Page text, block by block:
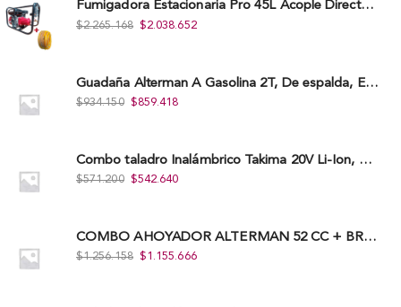
Fumigadora Estacionaria Pro 45L Acople Directo con Accesorios
$2.265.168 $2.038.652
Guadaña Alterman A Gasolina 2T, De espalda, Eje Flexible, 43Cc, Xbc43B-I
$934.150 $859.418
Combo taladro Inalámbrico Takima 20V Li-Ion, Tklcd-20. + Polichadora Takima 7″ 1.200W, Tksp-180-D.
$571.200 $542.640
COMBO AHOYADOR ALTERMAN 52 CC + BROCA DE 20 CM X 80 CM + BROCA DE 15 CM X 80 CM
$1.256.158 $1.155.666